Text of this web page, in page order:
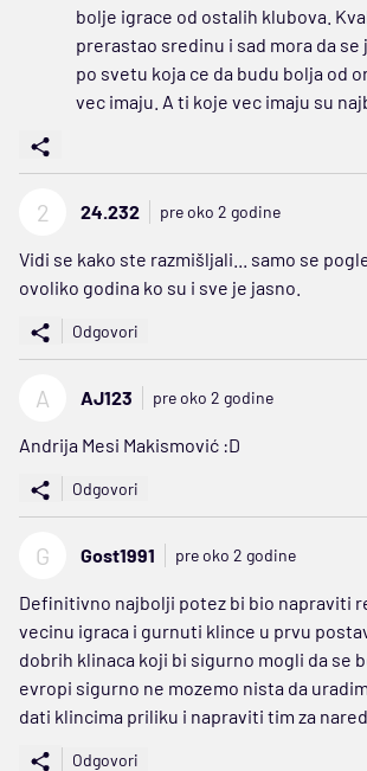
bolje igrace od ostalih klubova.
prerastao sredinu i sad mora da se
po svetu koja ce da budu bolja od
vec imaju. A ti koje vec imaju su
2 24.232 pre oko 2 godine
Vidi se kako ste razmišljali... samo se
ovoliko godina ko su i sve je jasno.
Odgovori
A AJ123 pre oko 2 godine
Andrija Mesi Makismović :D
Odgovori
G Gost1991 pre oko 2 godine
Definitivno najbolji potez bi bio napraviti
vecinu igraca i gurnuti klince u prvu
dobrih klinaca koji bi sigurno mogli da se
evropi sigurno ne mozemo nista da
dati klincima priliku i napraviti tim za
Odgovori